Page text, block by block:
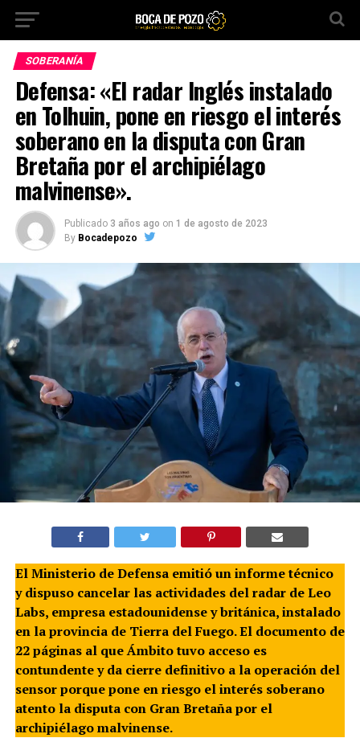
SOBERANÍA
Defensa: «El radar Inglés instalado
en Tolhuin, pone en riesgo el interés
soberano en la disputa con Gran
Bretaña por el archipiélago
malvinense».
Publicado 3 años ago on 1 de agosto de 2023
By Bocadepozo
El Ministerio de Defensa emitió un informe técnico
y dispuso cancelar las actividades del radar de Leo
Labs, empresa estadounidense y británica, instalado
en la provincia de Tierra del Fuego. El documento de
22 páginas al que Ámbito tuvo acceso es
contundente y da cierre definitivo a la operación del
sensor porque pone en riesgo el interés soberano
atento la disputa con Gran Bretaña por el
archipiélago malvinense.